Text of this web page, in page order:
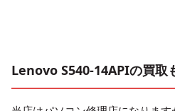
Lenovo S540-14APIの買取